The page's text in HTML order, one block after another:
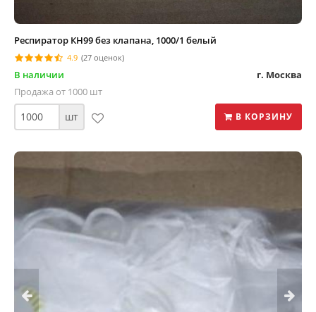
Респиратор КН99 без клапана, 1000/1 белый
4.9 (27 оценок)
В наличии
г. Москва
Продажа от 1000 шт
шт В КОРЗИНУ